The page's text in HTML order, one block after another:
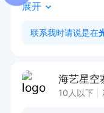
联系我时请说我
展开
联系我时请说是在
海艺星空
10人以下